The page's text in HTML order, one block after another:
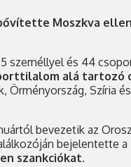
Moszkva
személlyel és 44
alá tartozó
Örményország,
bevezetik az
bejelentette
szankciókat.